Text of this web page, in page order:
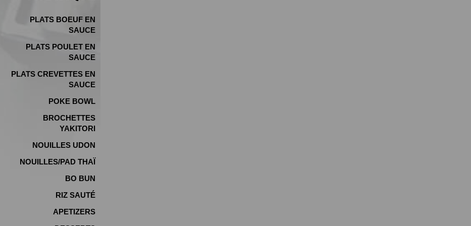
PLATS BOEUF EN
SAUCE
PLATS POULET EN
SAUCE
PLATS CREVETTES EN
SAUCE
POKE BOWL
BROCHETTES
YAKITORI
NOUILLES UDON
NOUILLES/PAD THAÏ
BO BUN
RIZ SAUTÉ
APETIZERS